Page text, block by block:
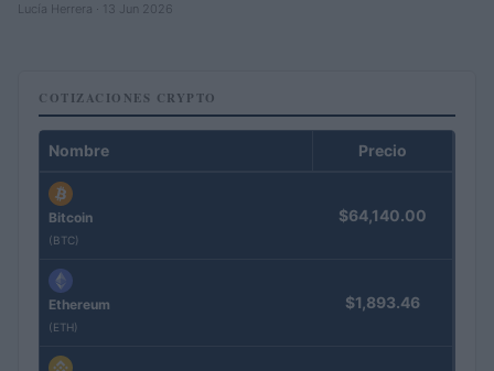
Lucía Herrera · 13 Jun 2026
COTIZACIONES CRYPTO
Nombre Precio
Bitcoin
(BTC)
$64,140.00
Ethereum
(ETH)
$1,893.46